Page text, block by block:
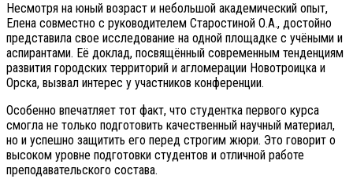
Несмотря на юный возраст и небольшой академический опыт,
Елена совместно с руководителем Старостиной О.А., достойно
представила свое исследование на одной площадке с учёными и
аспирантами. Её доклад, посвящённый современным тенденциям
развития городских территорий и агломерации Новотроицка и
Орска, вызвал интерес у участников конференции.
Особенно впечатляет тот факт, что студентка первого курса
смогла не только подготовить качественный научный материал,
но и успешно защитить его перед строгим жюри. Это говорит о
высоком уровне подготовки студентов и отличной работе
преподавательского состава.